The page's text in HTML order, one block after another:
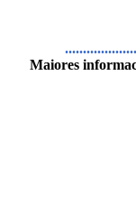
Maiores